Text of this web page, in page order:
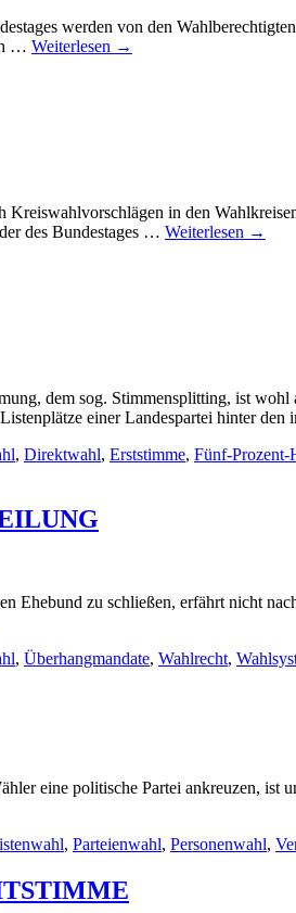
werden von den
… Weiterlesen →
in den
des Bundestages … Weiterlesen →
dem sog. Stimmensplitting, ist
einer Landespartei hinter
, Direktwahl, Erststimme, Fünf-Prozent-
Ehebund zu schließen, erfährt nicht
, Überhangmandate, Wahlrecht,
eine politische Partei
, Parteienwahl, Personenwahl,